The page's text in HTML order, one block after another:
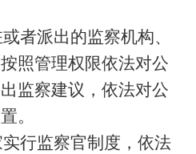
者派出的监察机构、
照管理权限依法对公
监察建议，依法对公
。
行监察官制度，依法